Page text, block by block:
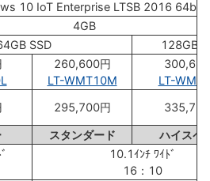
10 IoT Enterprise LTSB 2016 64bit
4GB
SSD
128GB
260,600円
LT-WMT10M
LT-
295,700円
スタンダード ハイスペ
10.1ｲﾝﾁ ﾜｲﾄﾞ
16：10